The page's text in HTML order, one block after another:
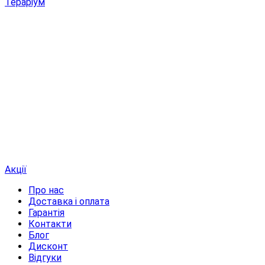
Акції
Про нас
Доставка і оплата
Гарантія
Контакти
Блог
Дисконт
Відгуки